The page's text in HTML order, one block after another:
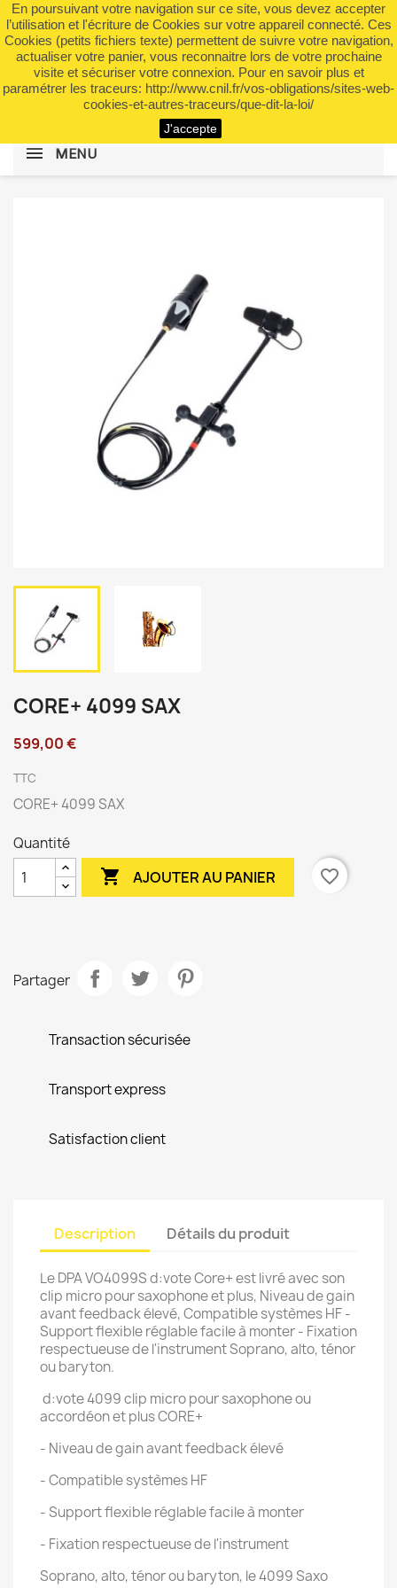
En poursuivant votre navigation sur ce site, vous devez accepter
l’utilisation et l'écriture de Cookies sur votre appareil connecté. Ces
Cookies (petits fichiers texte) permettent de suivre votre navigation,
actualiser votre panier, vous reconnaitre lors de votre prochaine
visite et sécuriser votre connexion. Pour en savoir plus et
paramétrer les traceurs: http://www.cnil.fr/vos-obligations/sites-web-
cookies-et-autres-traceurs/que-dit-la-loi/
J'accepte
 shopping_cart (0)

search
MENU
CORE+ 4099 SAX
599,00 €
TTC
CORE+ 4099 SAX
Quantité
 AJOUTER AU PANIER favorite_border
Partager
Transaction sécurisée
Transport express
Satisfaction client
Description Détails du produit
Le DPA VO4099S d:vote Core+ est livré avec son
clip micro pour saxophone et plus, Niveau de gain
avant feedback élevé, Compatible systèmes HF -
Support flexible réglable facile à monter - Fixation
respectueuse de l'instrument Soprano, alto, ténor
ou baryton.
d:vote 4099 clip micro pour saxophone ou
accordéon et plus CORE+
- Niveau de gain avant feedback élevé
- Compatible systèmes HF
- Support flexible réglable facile à monter
- Fixation respectueuse de l'instrument
Soprano, alto, ténor ou baryton, le 4099 Saxo